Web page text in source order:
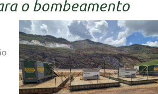
o bombeamento